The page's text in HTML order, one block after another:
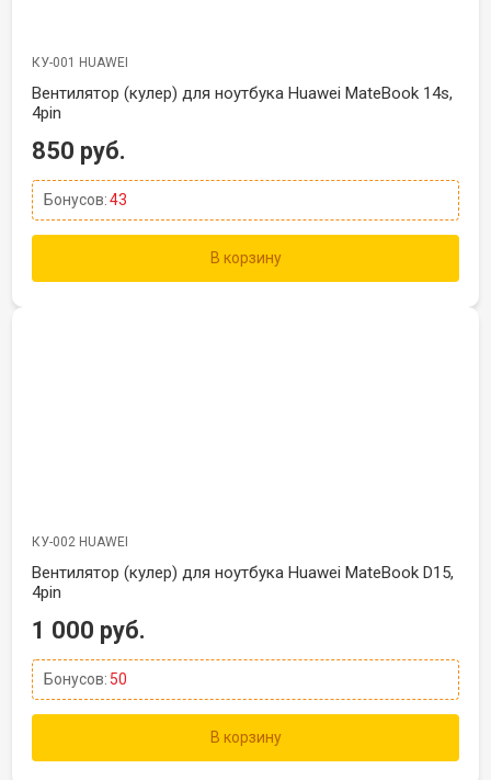
КУ-001 HUAWEI
Вентилятор (кулер) для ноутбука Huawei MateBook 14s,
4pin
850 руб.
Бонусов:43
В корзину
КУ-002 HUAWEI
Вентилятор (кулер) для ноутбука Huawei MateBook D15,
4pin
1 000 руб.
Бонусов: 50
В корзину